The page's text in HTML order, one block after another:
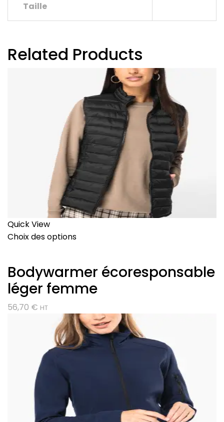
Taille
Related Products
Quick View
Choix des options
Bodywarmer écoresponsable
léger femme
56,70 € HT